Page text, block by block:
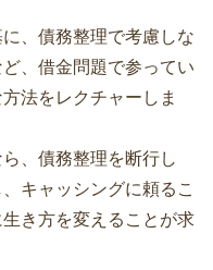
、債務整理で考慮しな
、借金問題で参ってい
法をレクチャーしま
、債務整理を断行し
キャッシングに頼るこ
き方を変えることが求